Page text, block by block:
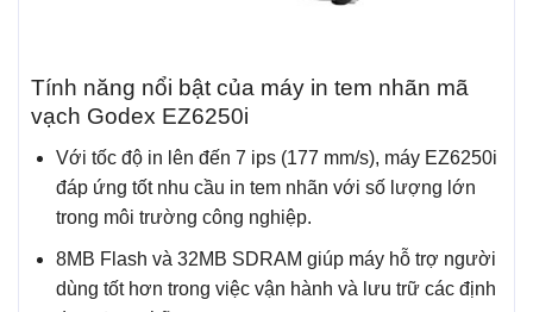
Tính năng nổi bật của máy in tem nhãn mã
vạch Godex EZ6250i
Với tốc độ in lên đến 7 ips (177 mm/s), máy EZ6250i
đáp ứng tốt nhu cầu in tem nhãn với số lượng lớn
trong môi trường công nghiệp.
8MB Flash và 32MB SDRAM giúp máy hỗ trợ người
dùng tốt hơn trong việc vận hành và lưu trữ các định